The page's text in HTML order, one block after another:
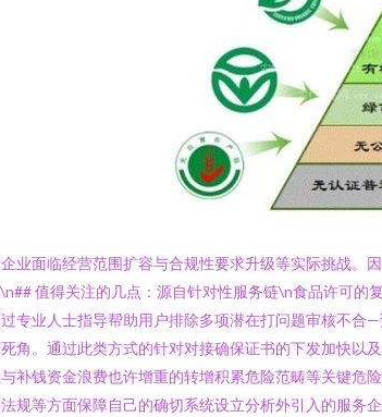
业面临经营范围扩容与合规性要求升级等实际挑战
值得关注的几点：源自针对性服务链\n食品许可
专业人士指导帮助用户排除多项潜在打问题审核不
角。通过此类方式的针对对接确保证书的下发加快
补钱资金浪费也许增重的转增积累危险范畴等关键
规等方面保障自己的确切系统设立分析外引入的服